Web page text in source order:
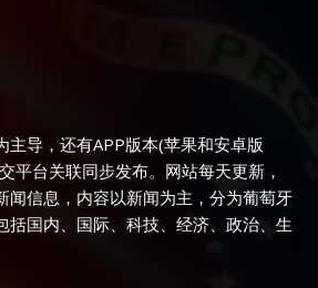
主导，还有APP版本(苹果和安卓版
平台关联同步发布。网站每天更新，
闻信息，内容以新闻为主，分为葡萄牙
括国内、国际、科技、经济、政治、生